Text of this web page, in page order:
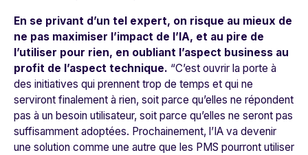
En se privant d’un tel expert, on risque au mieux de
ne pas maximiser l’impact de l’IA, et au pire de
l’utiliser pour rien, en oubliant l’aspect business au
profit de l’aspect technique. “C’est ouvrir la porte à
des initiatives qui prennent trop de temps et qui ne
serviront finalement à rien, soit parce qu’elles ne répondent
pas à un besoin utilisateur, soit parce qu’elles ne seront pas
suffisamment adoptées. Prochainement, l’IA va devenir
une solution comme une autre que les PMS pourront utiliser